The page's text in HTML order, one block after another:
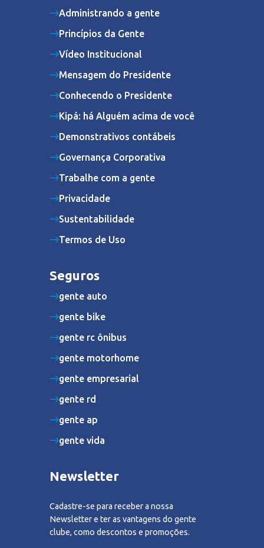
Administrando a gente
Princípios da Gente
Vídeo Institucional
Mensagem do Presidente
Conhecendo o Presidente
Kipá: há Alguém acima de você
Demonstrativos contábeis
Governança Corporativa
Trabalhe com a gente
Privacidade
Sustentabilidade
Termos de Uso
Seguros
gente auto
gente bike
gente rc ônibus
gente motorhome
gente empresarial
gente rd
gente ap
gente vida
Newsletter
Cadastre-se para receber a nossa
Newsletter e ter as vantagens do gente
clube, como descontos e promoções.